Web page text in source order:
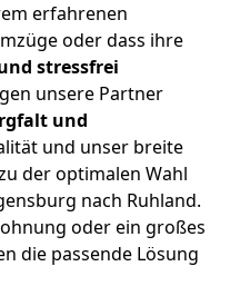
erfahrenen
oder dass ihre
stressfrei
unsere Partner
und
und unser breite
der optimalen Wahl
nach Ruhland.
oder ein großes
die passende Lösung